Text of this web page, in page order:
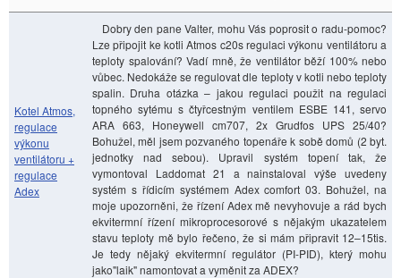
Kotel Atmos,
regulace
výkonu
ventilátoru +
regulace
Adex
Dobry den pane Valter, mohu Vás poprosit o radu-pomoc?
Lze připojit ke kotli Atmos c20s regulaci výkonu ventilátoru a
teploty spalování? Vadí mně, že ventilátor běží 100% nebo
vůbec. Nedokáže se regulovat dle teploty v kotli nebo teploty
spalin. Druha otázka – jakou regulaci použit na regulaci
topného sytému s čtyřcestným ventilem ESBE 141, servo
ARA 663, Honeywell cm707, 2x Grudfos UPS 25/40?
Bohužel, měl jsem pozvaného topenáře k sobě domů (2 byt.
jednotky nad sebou). Upravil systém topení tak, že
vymontoval Laddomat 21 a nainstaloval výše uvedeny
systém s řídicím systémem Adex comfort 03. Bohužel, na
moje upozorněni, že řízení Adex mě nevyhovuje a rád bych
ekvitermní řízení mikroprocesorové s nějakým ukazatelem
stavu teploty mě bylo řečeno, že si mám připravit 12–15tis.
Je tedy nějaký ekvitermní regulátor (PI-PID), který mohu
jako"laik" namontovat a vyměnit za ADEX?